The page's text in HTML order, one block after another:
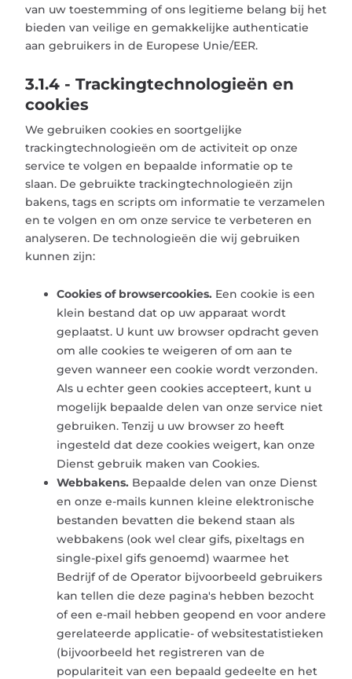
van uw toestemming of ons legitieme belang bij het
bieden van veilige en gemakkelijke authenticatie
aan gebruikers in de Europese Unie/EER.
3.1.4 - Trackingtechnologieën en
cookies
We gebruiken cookies en soortgelijke
trackingtechnologieën om de activiteit op onze
service te volgen en bepaalde informatie op te
slaan. De gebruikte trackingtechnologieën zijn
bakens, tags en scripts om informatie te verzamelen
en te volgen en om onze service te verbeteren en
analyseren. De technologieën die wij gebruiken
kunnen zijn:
Cookies of browsercookies. Een cookie is een
klein bestand dat op uw apparaat wordt
geplaatst. U kunt uw browser opdracht geven
om alle cookies te weigeren of om aan te
geven wanneer een cookie wordt verzonden.
Als u echter geen cookies accepteert, kunt u
mogelijk bepaalde delen van onze service niet
gebruiken. Tenzij u uw browser zo heeft
ingesteld dat deze cookies weigert, kan onze
Dienst gebruik maken van Cookies.
Webbakens. Bepaalde delen van onze Dienst
en onze e-mails kunnen kleine elektronische
bestanden bevatten die bekend staan ​​als
webbakens (ook wel clear gifs, pixeltags en
single-pixel gifs genoemd) waarmee het
Bedrijf of de Operator bijvoorbeeld gebruikers
kan tellen die deze pagina's hebben bezocht
of een e-mail hebben geopend en voor andere
gerelateerde applicatie- of websitestatistieken
(bijvoorbeeld het registreren van de
populariteit van een bepaald gedeelte en het